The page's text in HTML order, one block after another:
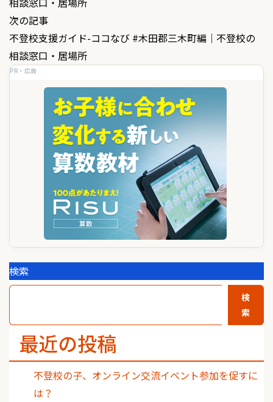
ナ
ビ
ゲ
次の記事
不登校支援ガイド-ココなび #木田郡三木町編｜不登校の
相談窓口・居場所
PR・広告
検索
検
索
最近の投稿
不登校の子、オンライン交流イベント参加を促すに
は？